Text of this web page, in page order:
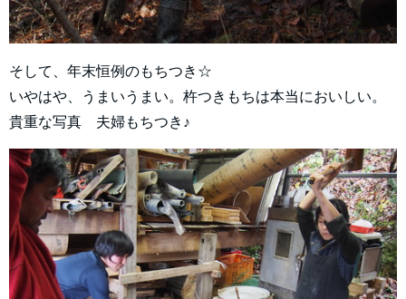
そして、年末恒例のもちつき☆
いやはや、うまいうまい。杵つきもちは本当においしい。
貴重な写真 夫婦もちつき♪